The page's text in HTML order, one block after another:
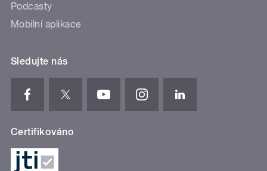
Podcasty
Mobilní aplikace
Sledujte nás
Certifikováno